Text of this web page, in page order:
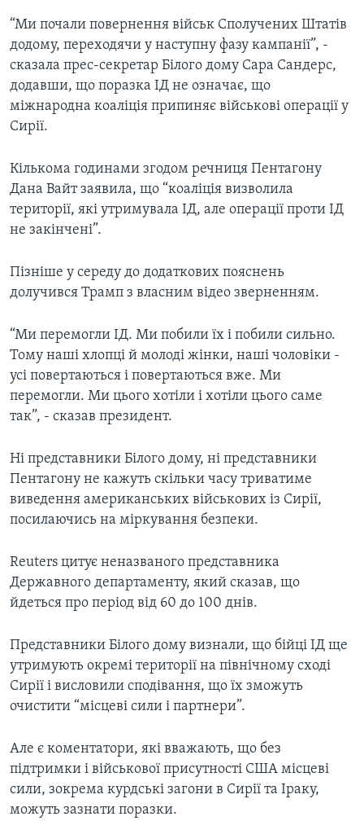
“Ми почали повернення військ Сполучених Штатів
додому, переходячи у наступну фазу кампанії”, -
сказала прес-секретар Білого дому Сара Сандерс,
додавши, що поразка ІД не означає, що
міжнародна коаліція припиняє військові операції у
Сирії.
Кількома годинами згодом речниця Пентагону
Дана Вайт заявила, що “коаліція визволила
території, які утримувала ІД, але операції проти ІД
не закінчені”.
Пізніше у середу до додаткових пояснень
долучився Трамп з власним відео зверненням.
“Ми перемогли ІД. Ми побили їх і побили сильно.
Тому наші хлопці й молоді жінки, наші чоловіки -
усі повертаються і повертаються вже. Ми
перемогли. Ми цього хотіли і хотіли цього саме
так”, - сказав президент.
Ні представники Білого дому, ні представники
Пентагону не кажуть скільки часу триватиме
виведення американських військових із Сирії,
посилаючись на міркування безпеки.
Reuters цитує неназваного представника
Державного департаменту, який сказав, що
йдеться про період від 60 до 100 днів.
Представники Білого дому визнали, що бійці ІД ще
утримують окремі території на північному сході
Сирії і висловили сподівання, що їх зможуть
очистити “місцеві сили і партнери”.
Але є коментатори, які вважають, що без
підтримки і військової присутності США місцеві
сили, зокрема курдські загони в Сирії та Іраку,
можуть зазнати поразки.